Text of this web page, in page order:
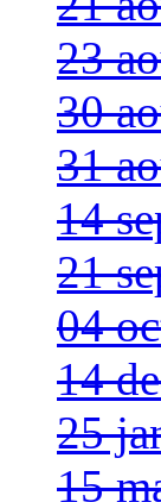
23
30
31
14
21
04
14
25
15